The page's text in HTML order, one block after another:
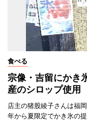
食べる
宗像・吉留にかき
産のシロップ使用
店主の猪股綾子さんは福
年から夏限定でかき氷の提